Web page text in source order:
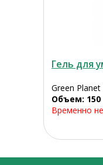
Гель для
Green
Объем:
Временно